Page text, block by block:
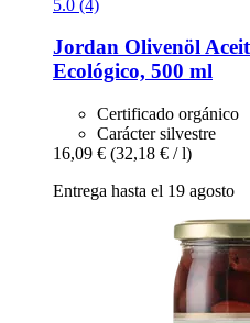
5.0 (4)
Jordan Olivenöl
Ecológico, 500 ml
Certificado orgánico
Carácter silvestre
16,09 € (32,18 € / l)
Entrega hasta el 19 agosto